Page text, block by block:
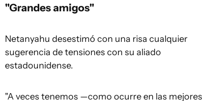
"Grandes amigos"
Netanyahu desestimó con una risa cualquier
sugerencia de tensiones con su aliado
estadounidense.
"A veces tenemos —como ocurre en las mejores